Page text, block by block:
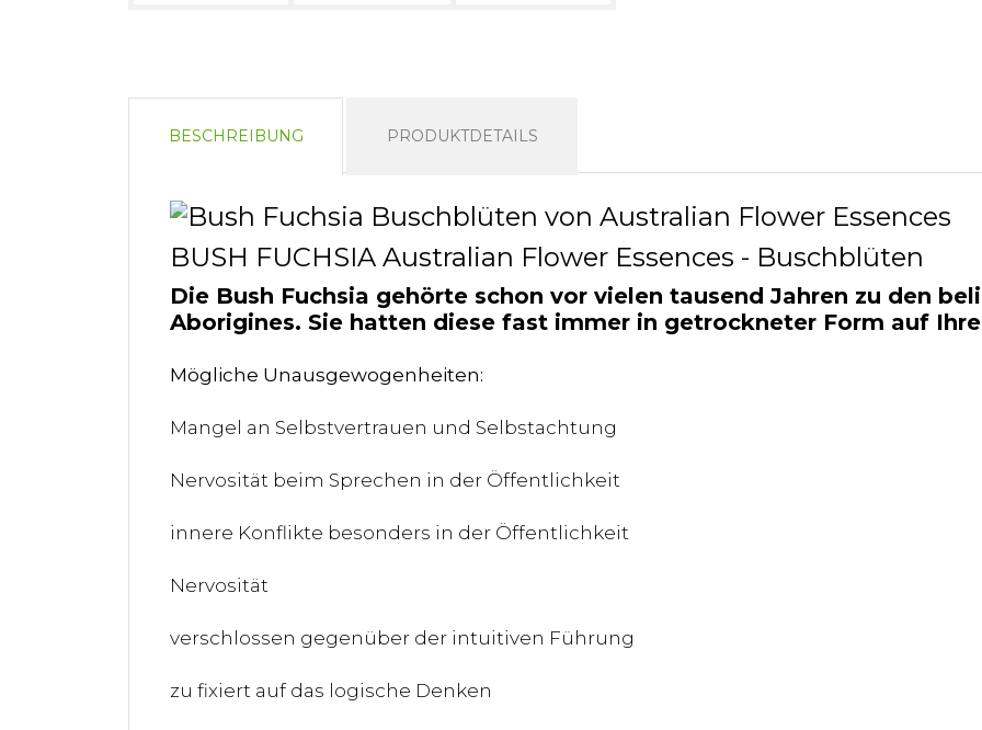
BESCHREIBUNG PRODUKTDETAILS
BUSH FUCHSIA Australian Flower Essences - Buschblüten
Die Bush Fuchsia gehörte schon vor vielen tausend Jahren zu den
Aborigines. Sie hatten diese fast immer in getrockneter Form auf
Mögliche Unausgewogenheiten:
Mangel an Selbstvertrauen und Selbstachtung
Nervosität beim Sprechen in der Öffentlichkeit
innere Konflikte besonders in der Öffentlichkeit
Nervosität
verschlossen gegenüber der intuitiven Führung
zu fixiert auf das logische Denken